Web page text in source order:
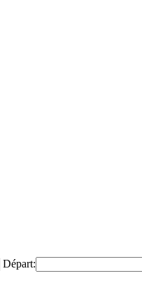
Départ: